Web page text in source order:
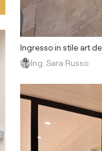
Ingresso in stile art
Ing. Sara Russo